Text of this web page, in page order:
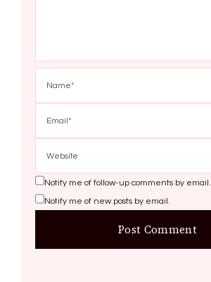
Notify me of follow-up comments by email.
Notify me of new posts by email.